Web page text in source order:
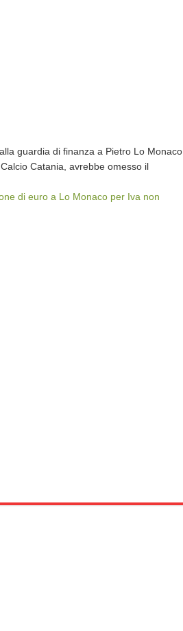
guardia di finanza a Pietro Lo Monaco
Catania, avrebbe omesso il
di euro a Lo Monaco per Iva non